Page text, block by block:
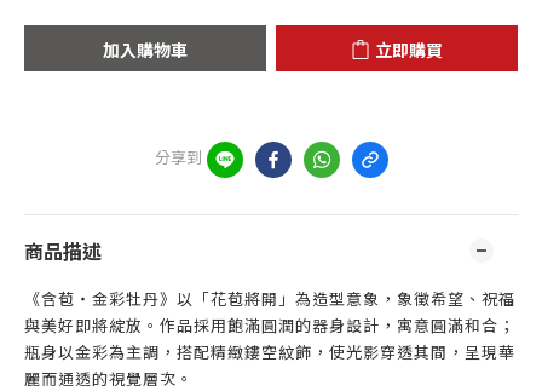
加入購物車 立即購買
分享到
商品描述
《含苞・金彩牡丹》以「花苞將開」為造型意象，象徵希望、祝福
與美好即將綻放。作品採用飽滿圓潤的器身設計，寓意圓滿和合；
瓶身以金彩為主調，搭配精緻鏤空紋飾，使光影穿透其間，呈現華
麗而通透的視覺層次。